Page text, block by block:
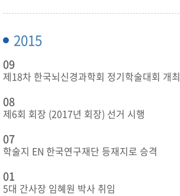
2015
09
제18차 한국뇌신경과학회 정기학술대회 개최
08
제6회 회장 (2017년 회장) 선거 시행
07
학술지 EN 한국연구재단 등재지로 승격
01
5대 간사장 임혜원 박사 취임